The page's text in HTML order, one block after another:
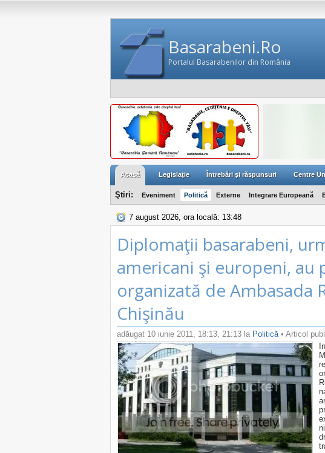
Basarabeni.Ro
Portalul Basarabenilor din România
Acasă Legislaţie Întrebări şi răspunsuri Centre
Ştiri: Eveniment Politică Externe Integrare Europeană
7 august 2026, ora locală: 13:48
Diplomaţii basarabeni,
americani şi europeni, au
organizată de Ambasada
Chişinău
adăugat 10 iunie 2011, 18:13, 21:13 la Politică• Articol